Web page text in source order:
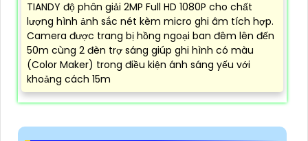
TIANDY độ phân giải 2MP Full HD 1080P cho chất
lượng hình ảnh sắc nét kèm micro ghi âm tích hợp.
Camera được trang bị hồng ngoại ban đêm lên đến
50m cùng 2 đèn trợ sáng giúp ghi hình có màu
(Color Maker) trong điều kiện ánh sáng yếu với
khoảng cách 15m